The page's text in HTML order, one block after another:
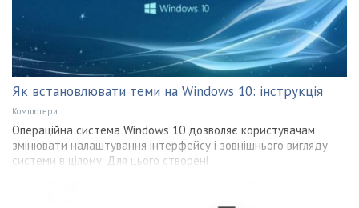
Як встановлювати теми на Windows 10: інструкція
Компютери
Операційна система Windows 10 дозволяє користувачам
змінювати налаштування інтерфейсу і зовнішнього вигляду
системи в цілому. Для цього створені